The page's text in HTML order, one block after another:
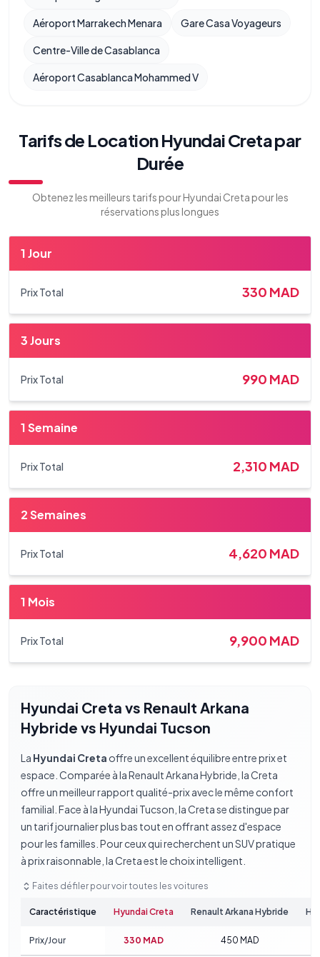
Aéroport Marrakech Menara Gare Casa Voyageurs
Centre-Ville de Casablanca
Aéroport Casablanca Mohammed V
Tarifs de Location Hyundai Creta par
Durée
Obtenez les meilleurs tarifs pour Hyundai Creta pour les
réservations plus longues
1 Jour
Prix Total 330 MAD
3 Jours
Prix Total 990 MAD
1 Semaine
Prix Total 2,310 MAD
2 Semaines
Prix Total 4,620 MAD
1 Mois
Prix Total 9,900 MAD
Hyundai Creta vs Renault Arkana
Hybride vs Hyundai Tucson
La Hyundai Creta offre un excellent équilibre entre prix et
espace. Comparée à laRenault Arkana Hybride , la Creta
offre un meilleur rapport qualité-prix avec le même confort
familial. Face à laHyundai Tucson , la Creta se distingue par
un tarif journalier plus bas tout en offrant assez d'espace
pour les familles. Pour ceux qui recherchent un SUV pratique
à prix raisonnable, la Creta est le choix intelligent.
Faites défiler pour voir toutes les voitures
Caractéristique Hyundai Creta Renault Arkana Hybride
Prix/Jour 330 MAD 450 MAD